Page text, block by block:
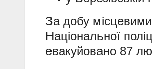
За добу
Національної
евакуйовано 87